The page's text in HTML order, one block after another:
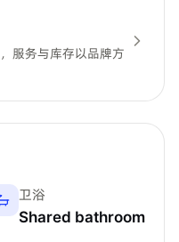
服务与库存以品牌方
卫浴
Shared bathroom